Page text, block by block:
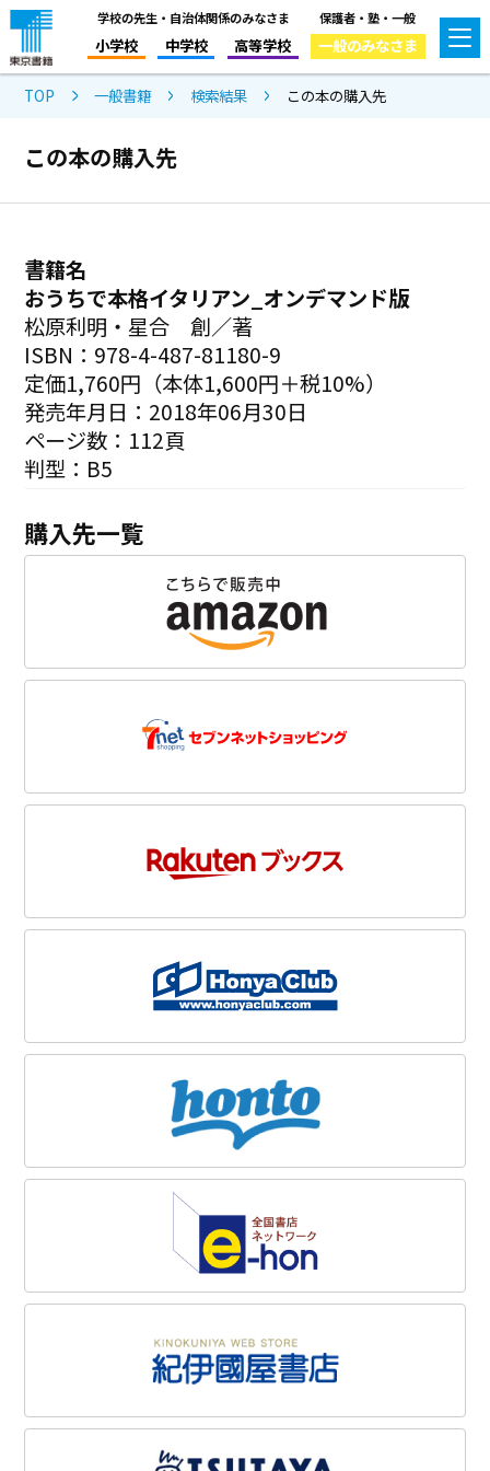
学校の先生・自治体関係のみなさま
小学校 中学校 高等学校
保護者・塾・一般
一般のみなさま
TOP 一般書籍 検索結果 この本の購入先
この本の購入先
書籍名
おうちで本格イタリアン_オンデマンド版
松原利明・星合 創／著
ISBN：978-4-487-81180-9
定価1,760円（本体1,600円＋税10%）
発売年月日：2018年06月30日
ページ数：112頁
判型：B5
購入先一覧